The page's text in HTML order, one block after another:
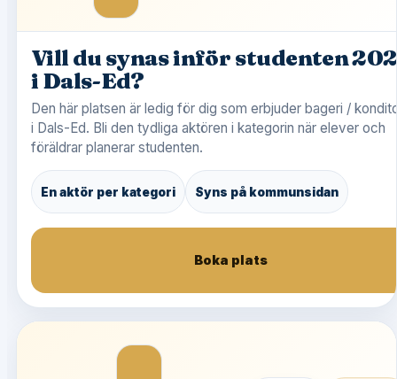
Vill du synas inför studenten
i Dals-Ed?
Den här platsen är ledig för dig som erbjuder bageri /
i Dals-Ed. Bli den tydliga aktören i kategorin när elever och
föräldrar planerar studenten.
En aktör per kategori Syns på kommunsidan
Boka plats